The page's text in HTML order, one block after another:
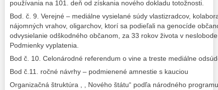
používania na 101. deň od získania nového dokladu totožnosti.
Bod. č. 9. Verejné – mediálne vysielané súdy vlastizradcov,
nájomných vrahov, oligarchov, ktorí sa podieľali na genocíde
odvysielanie odškodného občanom, za 33 rokov života v
Podmienky vyplatenia.
Bod č. 10. Celonárodné referendum o vine a treste mediálne
Bod č.11. ročné návrhy – podmienené amnestie s kauciou
Organizačná štruktúra , , Nového štátu“ podľa národného programu